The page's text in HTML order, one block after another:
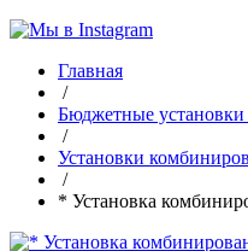
Главная
/
Бюджетные
/
Установки
/
* Установка